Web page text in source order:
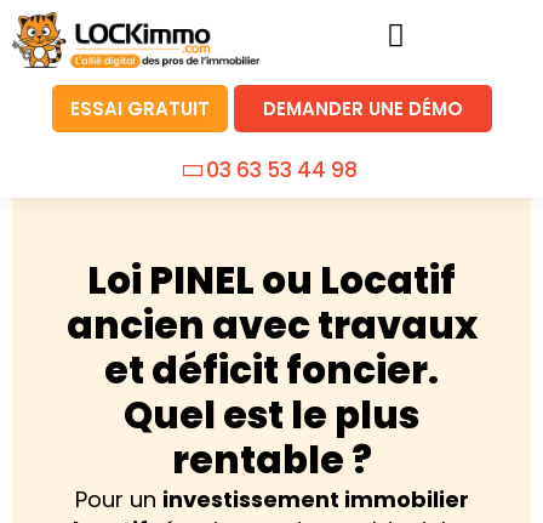
ESSAI GRATUIT DEMANDER UNE DÉMO
03 63 53 44 98
Loi PINEL ou Locatif
ancien avec travaux
et déficit foncier.
Quel est le plus
rentable ?
Pour un investissement immobilier